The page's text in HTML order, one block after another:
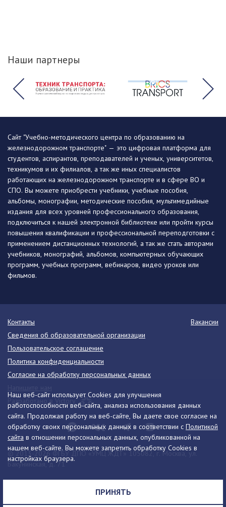
Наши партнеры
Наш веб-сайт использует Cookies для улучшения
работоспособности веб-сайта, анализа использования данных
сайта. Продолжая работу на веб-сайте, Вы даете свое согласие на
обработку своих персональных данных в соответствии с Политикой
сайта в отношении персональных данных, опубликованной на
нашем веб-сайте. Вы можете запретить обработку Cookies в
настройках браузера.
ПРИНЯТЬ
Сайт "Учебно-методического центра по образованию на
железнодорожном транспорте" — это цифровая платформа для
студентов, аспирантов, преподавателей и ученых, университетов,
техникумов и их филиалов, а так же иных специалистов
работающих на железнодорожном транспорте и в сфере ВО и
СПО. Вы можете приобрести учебники, учебные пособия,
альбомы, монографии, методические пособия, мультимедийные
издания для всех уровней профессионального образования,
подключиться к нашей электронной библиотеке или пройти курсы
повышения квалификации и профессиональной переподготовки с
применением дистанционных технологий, а так же стать авторами
учебников, монографий, альбомов, компьютерных обучающих
программ, учебных программ, вебинаров, видео уроков или
фильмов.
© 2013-2026 ФГБУ ДПО «УМЦ ЖДТ» 105082, г. Москва, ул.
Бакунинская, д. 71
Телефон:8 (495) 739-00-30 info@umczdt.ru
схема проезда
Контакты
Вакансии
Сведения об образовательной организации
Пользовательское соглашение
Политика конфиденциальности
Согласие на обработку персональных данных
Разработано в Victory